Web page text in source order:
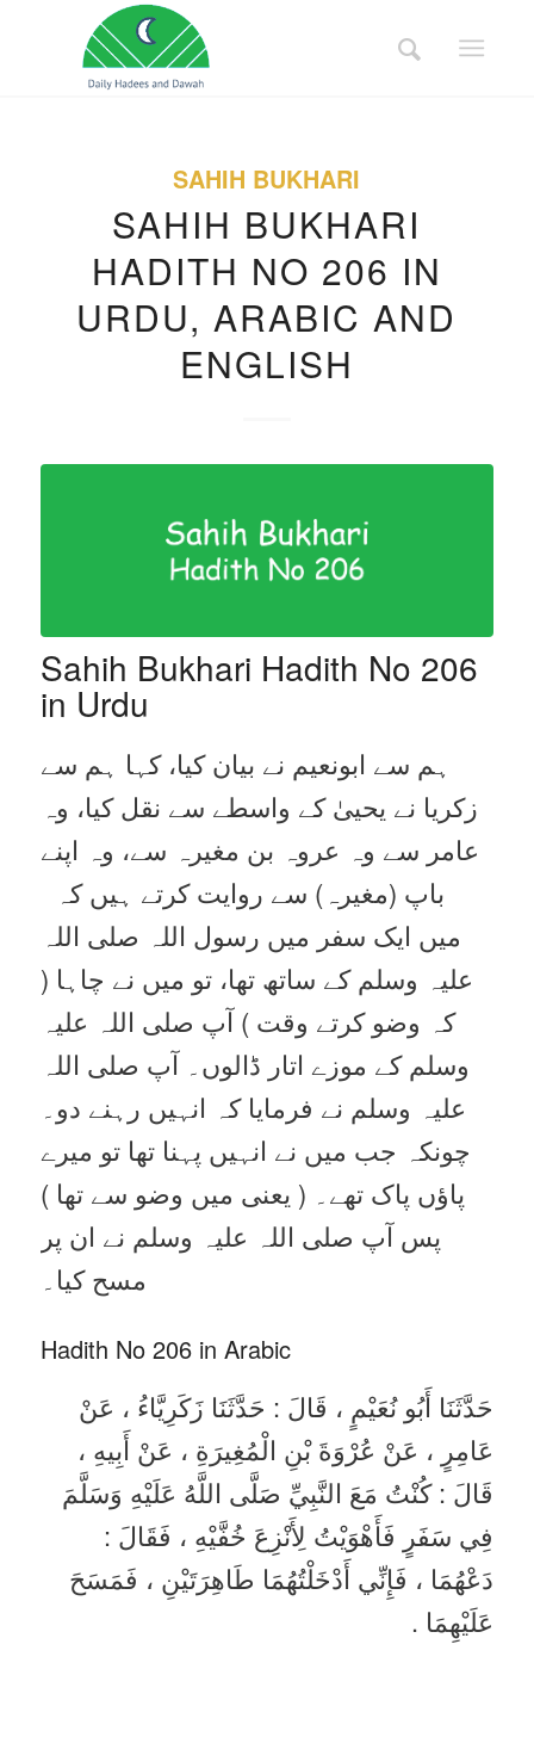
SAHIH BUKHARI
SAHIH BUKHARI
HADITH NO 206 IN
URDU, ARABIC AND
ENGLISH
Sahih Bukhari Hadith No 206
in Urdu
ہم سے ابونعیم نے بیان کیا، کہا ہم سے
زکریا نے یحییٰ کے واسطے سے نقل کیا، وہ
عامر سے وہ عروہ بن مغیرہ سے، وہ اپنے
باپ (مغیرہ) سے روایت کرتے ہیں کہ
میں ایک سفر میں رسول اللہ صلی اللہ
علیہ وسلم کے ساتھ تھا، تو میں نے چاہا (
کہ وضو کرتے وقت ) آپ صلی اللہ علیہ
وسلم کے موزے اتار ڈالوں۔ آپ صلی اللہ
علیہ وسلم نے فرمایا کہ انہیں رہنے دو۔
چونکہ جب میں نے انہیں پہنا تھا تو میرے
پاؤں پاک تھے۔ ( یعنی میں وضو سے تھا )
پس آپ صلی اللہ علیہ وسلم نے ان پر
مسح کیا۔
Hadith No 206 in Arabic
حَدَّثَنَا أَبُو نُعَيْمٍ ، قَالَ : حَدَّثَنَا زَكَرِيَّاءُ ، عَنْ
عَامِرٍ ، عَنْ عُرْوَةَ بْنِ الْمُغِيرَةِ ، عَنْ أَبِيهِ ،
قَالَ : كُنْتُ مَعَ النَّبِيِّ صَلَّى اللَّهُ عَلَيْهِ وَسَلَّمَ
فِي سَفَرٍ فَأَهْوَيْتُ لِأَنْزِعَ خُفَّيْهِ ، فَقَالَ :
دَعْهُمَا ، فَإِنِّي أَدْخَلْتُهُمَا طَاهِرَتَيْنِ ، فَمَسَحَ
عَلَيْهِمَا .